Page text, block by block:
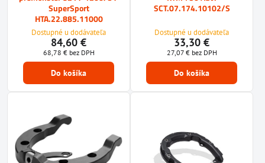
SuperSport
HTA.22.885.11000
Dostupné u dodávateľa
84,60 €
68,78 € bez DPH
Do košíka
SCT.07.174.10102/S
Dostupné u dodávateľa
33,30 €
27,07 € bez DPH
Do košíka